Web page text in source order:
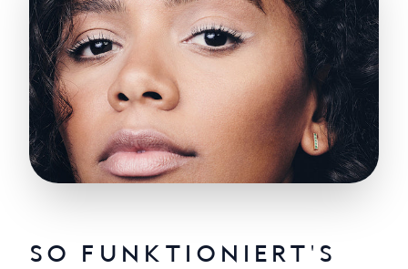
SO FUNKTIONIERT'S